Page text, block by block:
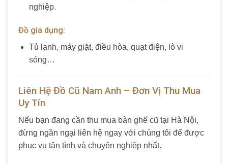
nghiệp.
Đồ gia dụng:
Tủ lạnh, máy giặt, điều hòa, quạt điện, lò vi
sóng…
Liên Hệ Đồ Cũ Nam Anh – Đơn Vị Thu Mua
Uy Tín
Nếu bạn đang cần thu mua bàn ghế cũ tại Hà Nội,
đừng ngần ngại liên hệ ngay với chúng tôi để được
phục vụ tận tình và chuyên nghiệp nhất.